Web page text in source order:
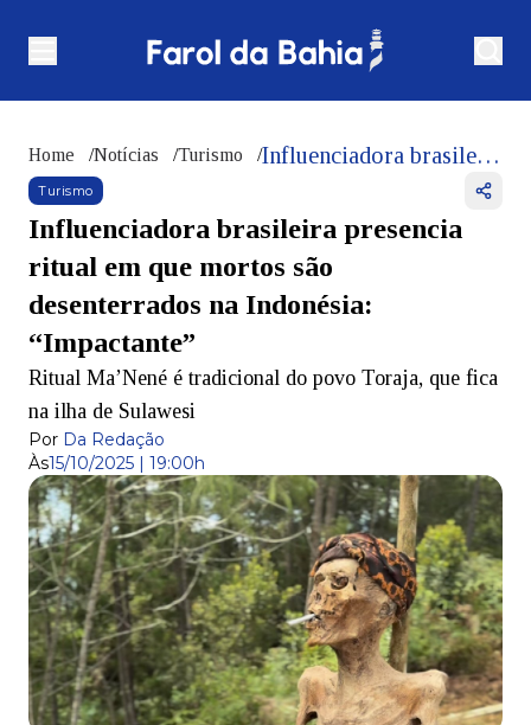
Home /Notícias /Turismo / Influenciadora brasileira presencia ritual em que mortos são desenterrados na Indonésia: “Impactante”
Turismo
Influenciadora brasileira presencia
ritual em que mortos são
desenterrados na Indonésia:
“Impactante”
Ritual Ma’Nené é tradicional do povo Toraja, que fica
na ilha de Sulawesi
Por Da Redação
Às15/10/2025 | 19:00h